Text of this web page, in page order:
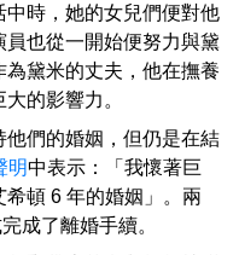
時，她的女兒們便對他
也從一開始便努力與黛
黛米的丈夫，他在撫養
的影響力。
們的婚姻，但仍是在結
明中表示：「我懷著巨
頓 6 年的婚姻」。兩
成了離婚手續。